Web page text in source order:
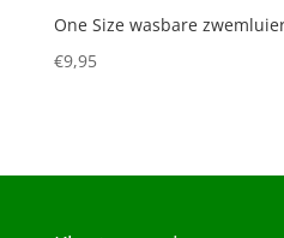
One Size wasbare
€9,95